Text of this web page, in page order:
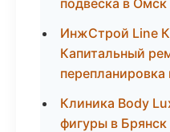
подвеска в Омск
ИнжСтрой Line
Капитальный
Клиника Body
фигуры в Брянск